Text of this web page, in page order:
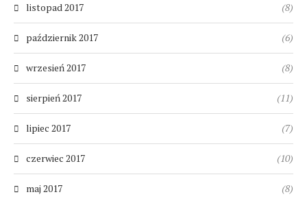
listopad 2017 (8)
październik 2017 (6)
wrzesień 2017 (8)
sierpień 2017 (11)
lipiec 2017 (7)
czerwiec 2017 (10)
maj 2017 (8)